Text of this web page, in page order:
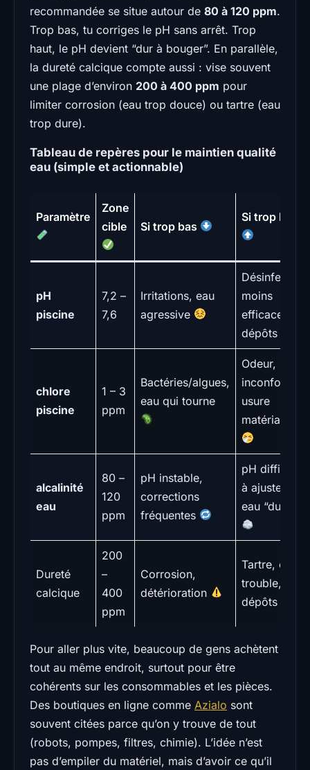
recommandée se situe autour de 80 à 120 ppm.
Trop bas, tu corriges le pH sans arrêt. Trop
haut, le pH devient “dur à bouger”. En parallèle,
la dureté calcique compte aussi : vise souvent
une plage d’environ 200 à 400 ppm pour
limiter corrosion (eau trop douce) ou tartre (eau
trop dure).
Tableau de repères pour le maintien qualité
eau (simple et actionnable)
Paramètre
Zone
cible
Si trop bas
Si trop haut
pH
piscine
7,2 –
7,6
Irritations, eau
agressive
Désinfection
moins
efficace,
dépôts
chlore
piscine
1 – 3
ppm
Bactéries/algues,
eau qui tourne
Odeur,
inconfort,
usure
matériaux
alcalinité
eau
80 –
120
ppm
pH instable,
corrections
fréquentes
pH difficile
à ajuster,
eau “dure”
Dureté
calcique
200
–
400
ppm
Corrosion,
détérioration
Tartre, eau
trouble,
dépôts
Pour aller plus vite, beaucoup de gens achètent
tout au même endroit, surtout pour être
cohérents sur les consommables et les pièces.
Des boutiques en ligne comme Azialo sont
souvent citées parce qu’on y trouve de tout
(robots, pompes, filtres, chimie). L’idée n’est
pas d’empiler du matériel, mais d’avoir ce qu’il